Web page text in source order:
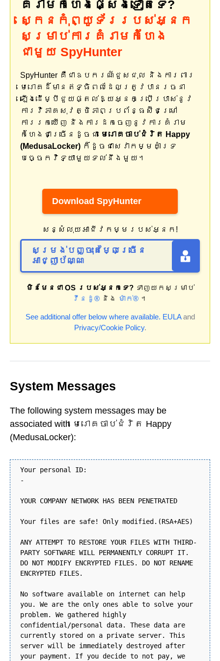
គំរាមកំហែងផ្សេងទៀតទេ?
ស្កេនកុំព្យូទ័ររបស់អ្នក
សម្រាប់ការគំរាមកំហែង
ជាមួយ SpyHunter
SpyHunter គឺជាឧបករណ៍ជួសជុល និងការពារ
មេរោគដ៏មានឥទ្ធិពលដែលត្រូវបានរចនា
ឡើងដើម្បីជួយផ្តល់ឱ្យអ្នកប្រើប្រាស់នូវ
ការវិភាគសុវត្ថិភាពប្រព័ន្ធស៊ីជម្រៅ
ការរកឃើញ និងការដកចេញនូវការគំរាម
កំហែងជាច្រើនដូចជា មេរោគចាប់ជំរិត Happy
(MedusaLocker) ក៏ដូចជាសេវាកម្មគាំទ្រ
បច្ចេកវិទ្យាមួយទល់នឹងមួយ។
Download SpyHunter
សន្សំលុយអាជីវកម្មរបស់អ្នក!
សម្រង់បញ្ចុះតម្លៃច្រើន
អាជ្ញាប័ណ្ណ
មិនមែនជា OS របស់អ្នកទេ?ទាញយកសម្រាប់
វីនដូ® និង ម៉ាក់® ។
See additional offer below where available. EULAand
Privacy/Cookie Policy.
System Messages
The following system messages may be
associated with មេរោគចាប់ជំរិត Happy
(MedusaLocker):
Your personal ID:
-
YOUR COMPANY NETWORK HAS BEEN PENETRATED
Your files are safe! Only modified.(RSA+AES)
ANY ATTEMPT TO RESTORE YOUR FILES WITH THIRD-
PARTY SOFTWARE WILL PERMANENTLY CORRUPT IT.
DO NOT MODIFY ENCRYPTED FILES. DO NOT RENAME
ENCRYPTED FILES.
No software available on internet can help
you. We are the only ones able to solve your
problem. We gathered highly
confidential/personal data. These data are
currently stored on a private server. This
server will be immediately destroyed after
your payment. If you decide to not pay, we